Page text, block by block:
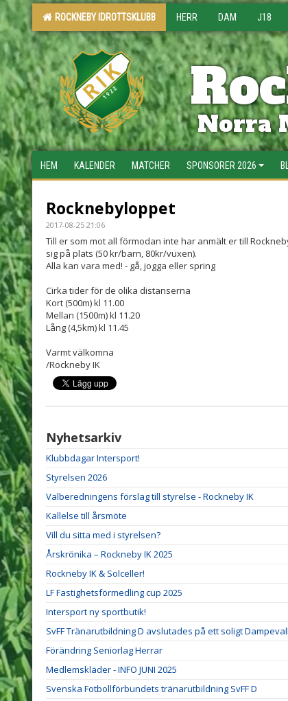
ROCKNEBY IDROTTSKLUBB HERR DAM J18
Norra
HEM KALENDER MATCHER SPONSORER 2026
Rocknebyloppet
2017-08-25 21:06
Till er som mot all förmodan inte har anmält er till
sig på plats (50 kr/barn, 80kr/vuxen).
Alla kan vara med! - gå, jogga eller spring
Cirka tider för de olika distanserna
Kort (500m) kl 11.00
Mellan (1500m) kl 11.20
Lång (4,5km) kl 11.45
Varmt välkomna
/Rockneby IK
Nyhetsarkiv
Klubbdagar Intersport!
Styrelsen 2026
Valberedningens förslag till styrelse - Rockneby IK
Kallelse till årsmöte
Vill du sitta med i styrelsen?
Årskrönika – Rockneby IK 2025
Rockneby IK & Solceller!
LF Fastighetsförmedling cup 2025
Intersport ny sportbutik!
SvFF Tränarutbildning D avslutades på ett soligt
Förändring Seniorlag Herrar
Medlemskläder - INFO JUNI 2025
Svenska Fotbollförbundets tränarutbildning SvFF D